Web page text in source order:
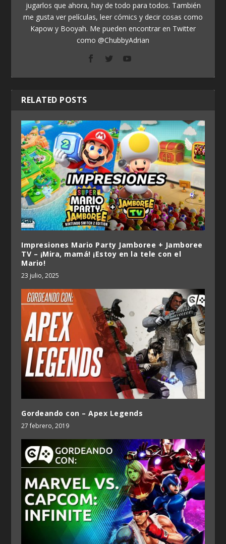
jugarlos que ahora, hay de todo para todos. También
me gusta ver películas, leer cómics y decir cosas como
Kapow y Booyah. Me pueden encontrar en Twitter
como @ChubbyAdrian
RELATED POSTS
Impresiones Mario Party Jamboree + Jamboree
TV – ¡Mira, mamá! ¡Estoy en la tele con el
Mario!
23 julio, 2025
Gordeando con – Apex Legends
27 febrero, 2019